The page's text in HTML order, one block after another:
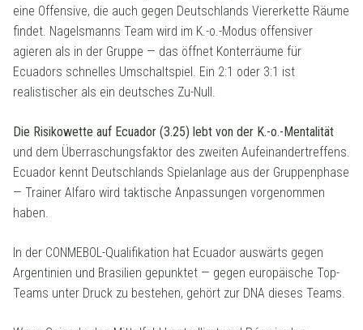
eine Offensive, die auch gegen Deutschlands Viererkette Räume
findet. Nagelsmanns Team wird im K.-o.-Modus offensiver
agieren als in der Gruppe — das öffnet Konterräume für
Ecuadors schnelles Umschaltspiel. Ein 2:1 oder 3:1 ist
realistischer als ein deutsches Zu-Null.
Die Risikowette auf Ecuador (3.25) lebt von der K.-o.-Mentalität
und dem Überraschungsfaktor des zweiten Aufeinandertreffens.
Ecuador kennt Deutschlands Spielanlage aus der Gruppenphase
— Trainer Alfaro wird taktische Anpassungen vorgenommen
haben.
In der CONMEBOL-Qualifikation hat Ecuador auswärts gegen
Argentinien und Brasilien gepunktet — gegen europäische Top-
Teams unter Druck zu bestehen, gehört zur DNA dieses Teams.